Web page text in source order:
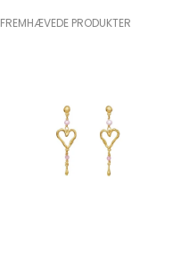
FREMHÆVEDE PRODUKTER